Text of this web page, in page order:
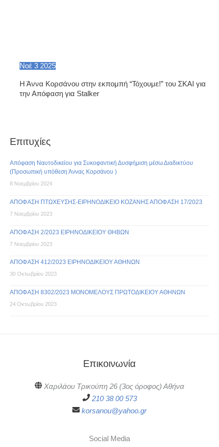
Νοέ 3 2025
Η Άννα Κορσάνου στην εκπομπή “Τόχουμε!” του ΣΚΑΙ για
την Απόφαση για Stalker
Επιτυχίες
Απόφαση Ναυτοδικείου για Συκοφαντική Δυσφήμιση μέσω Διαδικτύου
(Προσωπική υπόθεση Άννας Κορσάνου )
8 Νοεμβρίου 2024
ΑΠΟΦΑΣΗ ΠΤΩΧΕΥΣΗΣ-ΕΙΡΗΝΟΔΙΚΕΙΟ ΚΟΖΑΝΗΣ ΑΠΟΦΑΣΗ 17/2023
7 Νοεμβρίου 2023
ΑΠΟΦΑΣΗ 2/2023 ΕΙΡΗΝΟΔΙΚΕΙΟΥ ΘΗΒΩΝ
7 Νοεμβρίου 2023
ΑΠΟΦΑΣΗ 412/2023 ΕΙΡΗΝΟΔΙΚΕΙΟΥ ΑΘΗΝΩΝ
30 Οκτωβρίου 2023
ΑΠΟΦΑΣΗ 8302/2023 ΜΟΝΟΜΕΛΟΥΣ ΠΡΩΤΟΔΙΚΕΙΟΥ ΑΘΗΝΩΝ
24 Οκτωβρίου 2023
Επικοινωνία
Χαριλάου Τρικούπη 26 (3ος όροφος) Αθήνα
210 38 00 573
korsanou@yahoo.gr
Social Media